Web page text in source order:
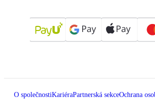
O společnostiKariéraPartnerská sekceOchrana